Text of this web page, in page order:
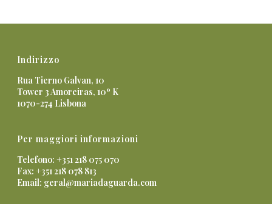
Indirizzo
Rua Tierno Galvan, 10
Tower 3 Amoreiras, 10º K
1070-274 Lisbona
Per maggiori informazioni
Telefono: +351 218 075 070
Fax: +351 218 078 813
Email: geral@mariadaguarda.com